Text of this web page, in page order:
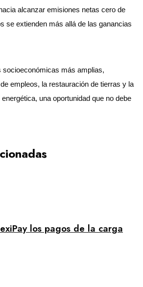
alcanzar emisiones netas cero de
se extienden más allá de las ganancias
socioeconómicas más amplias,
empleos, la restauración de tierras y la
una oportunidad que no debe
los pagos de la carga